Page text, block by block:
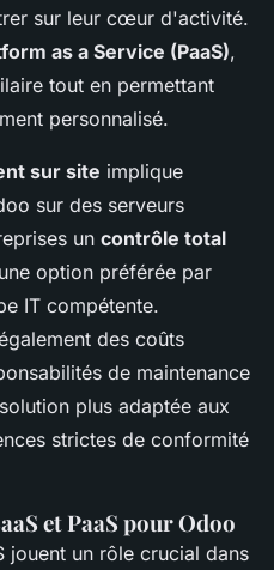
sur leur cœur d'activité.
as a Service (PaaS),
tout en permettant
personnalisé.
sur site implique
sur des serveurs
un contrôle total
option préférée par
IT compétente.
des coûts
de maintenance
plus adaptée aux
strictes de conformité
et PaaS pour Odoo
jouent un rôle crucial dans